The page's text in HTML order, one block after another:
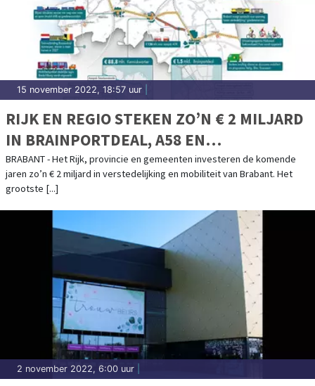
15 november 2022, 18:57 uur
RIJK EN REGIO STEKEN ZO’N € 2 MILJARD
IN BRAINPORTDEAL, A58 EN
VERSTEDELIJKING BRABANT
BRABANT - Het Rijk, provincie en gemeenten investeren de komende
jaren zo’n € 2 miljard in verstedelijking en mobiliteit van Brabant. Het
grootste [...]
2 november 2022, 6:00 uur